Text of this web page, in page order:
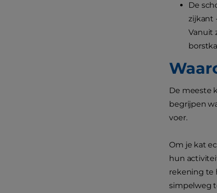
De
zijkant
Vanuit
De meeste
begrijpen
voer.
Om je kat
hun
rekening te
simpelweg